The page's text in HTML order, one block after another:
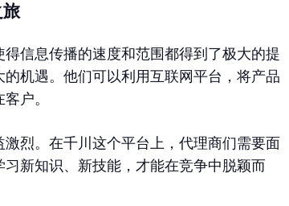
信息传播的速度和范围都得到了极大的提
机遇。他们可以利用互联网平台，将产品
户。
烈。在千川这个平台上，代理商们需要面
新知识、新技能，才能在竞争中脱颖而